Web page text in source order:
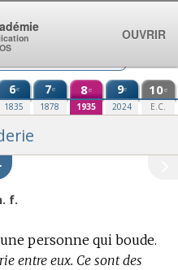
6e
1835
7e
1878
8e
1935
9e
2024
10e
E.C.
f.
personne qui boude.
entre eux. Ce sont des
OUVRIR